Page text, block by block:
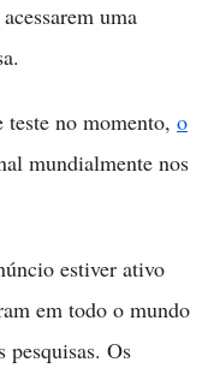
uma
teste no momento, o
mundialmente nos
estiver ativo
em todo o mundo
pesquisas. Os